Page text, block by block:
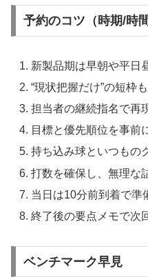
予約のコツ（時期/時
新製品期は早朝や平日
“現状把握だけ”の短枠
担当者の継続指名で再
目標と優先順位を事前
持ち込み球といつもの
打数を確保し、無理な
当日は10分前到着で準
終了後の要点メモで次
ベンチマーク早見